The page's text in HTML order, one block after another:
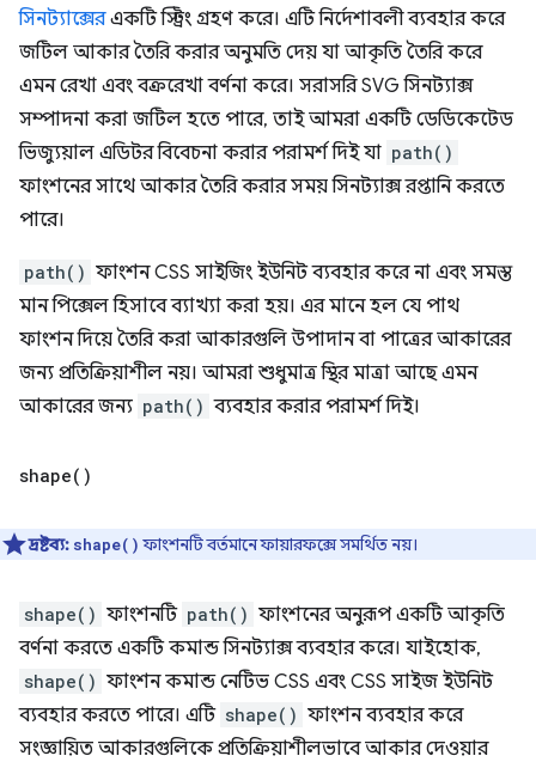
সিনট্যাক্সেরএকটি স্ট্রিং গ্রহণ করে। এটি নির্দেশাবলী ব্যবহার করে
জটিল আকার তৈরি করার অনুমতি দেয় যা আকৃতি তৈরি করে
এমন রেখা এবং বক্ররেখা বর্ণনা করে। সরাসরি SVG সিনট্যাক্স
সম্পাদনা করা জটিল হতে পারে, তাই আমরা একটি ডেডিকেটেড
ভিজ্যুয়াল এডিটর বিবেচনা করার পরামর্শ দিই যা path()
ফাংশনের সাথে আকার তৈরি করার সময় সিনট্যাক্স রপ্তানি করতে
পারে।
path() ফাংশন CSS সাইজিং ইউনিট ব্যবহার করে না এবং সমস্ত
মান পিক্সেল হিসাবে ব্যাখ্যা করা হয়। এর মানে হল যে পাথ
ফাংশন দিয়ে তৈরি করা আকারগুলি উপাদান বা পাত্রের আকারের
জন্য প্রতিক্রিয়াশীল নয়। আমরা শুধুমাত্র স্থির মাত্রা আছে এমন
আকারের জন্য path() ব্যবহার করার পরামর্শ দিই।
shape( )
দ্রষ্টব্য: shape() ফাংশনটি বর্তমানে ফায়ারফক্সে সমর্থিত নয়।
shape() ফাংশনটি path() ফাংশনের অনুরূপ একটি আকৃতি
বর্ণনা করতে একটি কমান্ড সিনট্যাক্স ব্যবহার করে। যাইহোক,
shape() ফাংশন কমান্ড নেটিভ CSS এবং CSS সাইজ ইউনিট
ব্যবহার করতে পারে। এটি shape() ফাংশন ব্যবহার করে
সংজ্ঞায়িত আকারগুলিকে প্রতিক্রিয়াশীলভাবে আকার দেওয়ার